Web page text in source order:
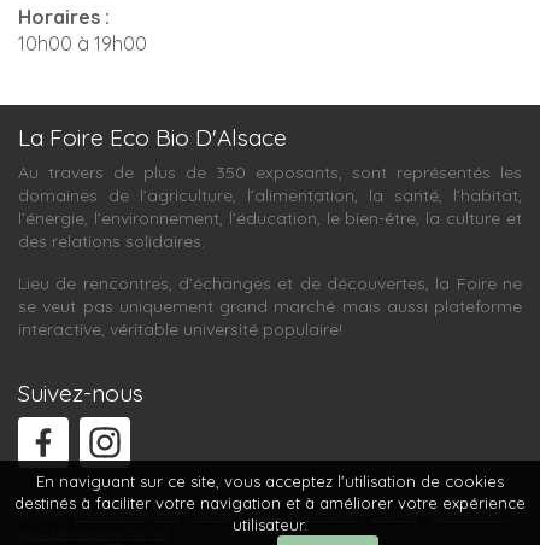
Horaires :
10h00 à 19h00
La Foire Eco Bio D'Alsace
Au travers de plus de 350 exposants, sont représentés les
domaines de l’agriculture, l’alimentation, la santé, l’habitat,
l’énergie, l’environnement, l’éducation, le bien-être, la culture et
des relations solidaires.
Lieu de rencontres, d’échanges et de découvertes, la Foire ne
se veut pas uniquement grand marché mais aussi plateforme
interactive, véritable université populaire!
Suivez-nous
Politique de confidentialité
Accessibilité :
En naviguant sur ce site, vous acceptez l'utilisation de cookies
destinés à faciliter votre navigation et à améliorer votre expérience
utilisateur.